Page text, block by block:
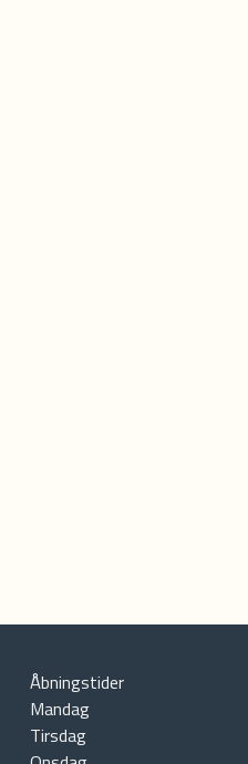
Åbningstider
Mandag
Tirsdag